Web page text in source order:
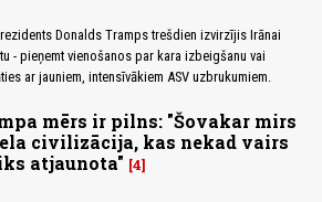
Donalds Tramps trešdien izvirzījis Irānai
- pieņemt vienošanos par kara izbeigšanu vai
ar jauniem, intensīvākiem ASV uzbrukumiem.
mērs ir pilns: "Šovakar mirs
civilizācija, kas nekad vairs
atjaunota" 4